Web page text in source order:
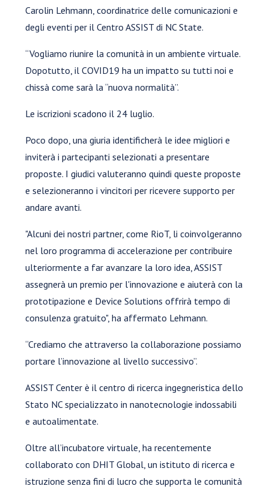
Carolin Lehmann, coordinatrice delle comunicazioni e
degli eventi per il Centro ASSIST di NC State.
“Vogliamo riunire la comunità in un ambiente virtuale.
Dopotutto, il COVID19 ha un impatto su tutti noi e
chissà come sarà la “nuova normalità”.
Le iscrizioni scadono il 24 luglio.
Poco dopo, una giuria identificherà le idee migliori e
inviterà i partecipanti selezionati a presentare
proposte. I giudici valuteranno quindi queste proposte
e selezioneranno i vincitori per ricevere supporto per
andare avanti.
"Alcuni dei nostri partner, come RioT, li coinvolgeranno
nel loro programma di accelerazione per contribuire
ulteriormente a far avanzare la loro idea, ASSIST
assegnerà un premio per l'innovazione e aiuterà con la
prototipazione e Device Solutions offrirà tempo di
consulenza gratuito", ha affermato Lehmann.
“Crediamo che attraverso la collaborazione possiamo
portare l’innovazione al livello successivo”.
ASSIST Center è il centro di ricerca ingegneristica dello
Stato NC specializzato in nanotecnologie indossabili
e autoalimentate.
Oltre all’incubatore virtuale, ha recentemente
collaborato con DHIT Global, un istituto di ricerca e
istruzione senza fini di lucro che supporta le comunità